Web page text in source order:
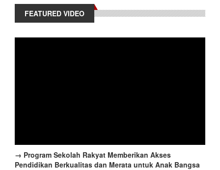
FEATURED VIDEO
→ Program Sekolah Rakyat Memberikan Akses
Pendidikan Berkualitas dan Merata untuk Anak Bangsa